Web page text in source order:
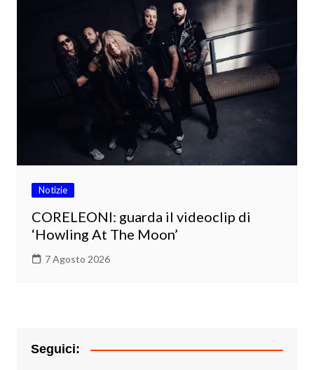
Notizie
CORELEONI: guarda il videoclip di
‘Howling At The Moon’
7 Agosto 2026
Seguici: